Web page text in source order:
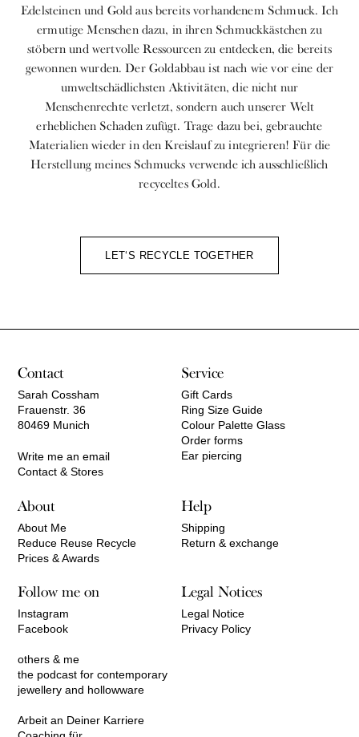
Edelsteinen und Gold aus bereits vorhandenem Schmuck. Ich
ermutige Menschen dazu, in ihren Schmuckkästchen zu
stöbern und wertvolle Ressourcen zu entdecken, die bereits
gewonnen wurden. Der Goldabbau ist nach wie vor eine der
umweltschädlichsten Aktivitäten, die nicht nur
Menschenrechte verletzt, sondern auch unserer Welt
erheblichen Schaden zufügt. Trage dazu bei, gebrauchte
Materialien wieder in den Kreislauf zu integrieren! Für die
Herstellung meines Schmucks verwende ich ausschließlich
recyceltes Gold.
LET‘S RECYCLE TOGETHER
Contact
Sarah Cossham
Frauenstr. 36
80469 Munich
Write me an email
Contact & Stores
Service
Gift Cards
Ring Size Guide
Colour Palette Glass
Order forms
Ear piercing
About
About Me
Reduce Reuse Recycle
Prices & Awards
Help
Shipping
Return & exchange
Follow me on
Instagram
Facebook
others & me
the podcast for contemporary
jewellery and hollowware
Arbeit an Deiner Karriere
Legal Notices
Legal Notice
Privacy Policy